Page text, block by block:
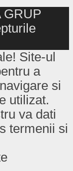
GRUP
Site-ul
a
si
utilizat.
va dati
termenii si